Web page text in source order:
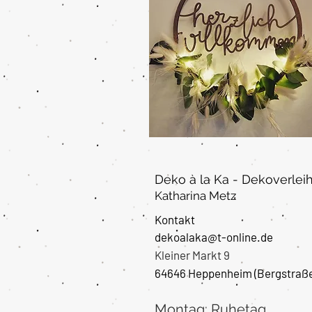
Deko à la Ka -
Katharina Metz
Kontakt
dekoalaka@t-online.de
Kleiner Markt 9
64646 Heppenheim